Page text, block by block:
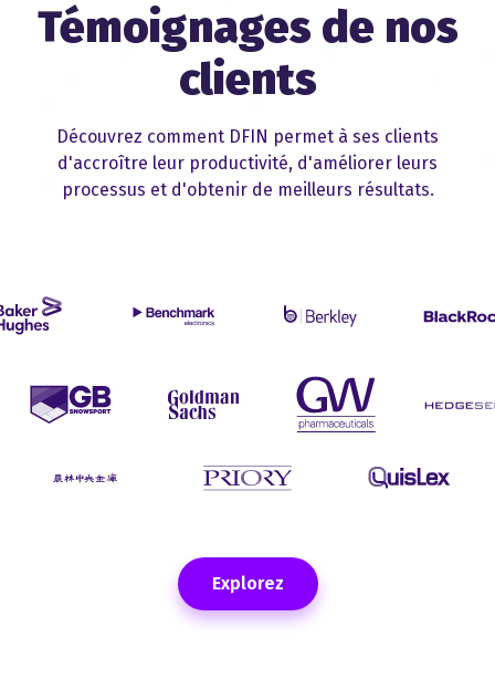
Témoignages de nos
clients
Découvrez comment DFIN permet à ses clients
d'accroître leur productivité, d'améliorer leurs
processus et d'obtenir de meilleurs résultats.
Explorez